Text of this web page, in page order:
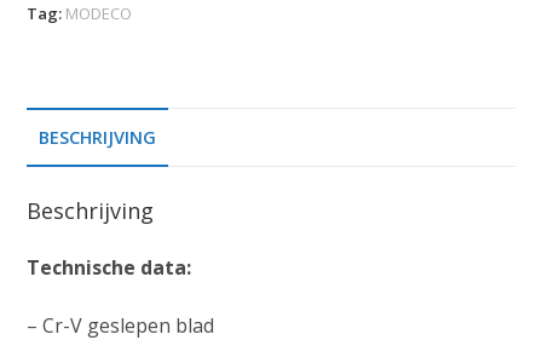
Tag: MODECO
BESCHRIJVING
Beschrijving
Technische data:
– Cr-V geslepen blad